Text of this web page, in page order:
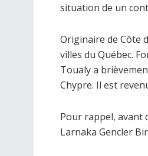
situation de un
Originaire de Côte
villes du Québec.
Toualy a
Chypre. Il est
Pour rappel, avant
Larnaka Gencler